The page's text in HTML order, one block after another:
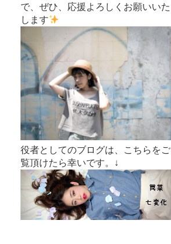
で、ぜひ、応援よろしくお願いいた
します
役者としてのブログは、こちらをご
覧頂けたら幸いです。↓